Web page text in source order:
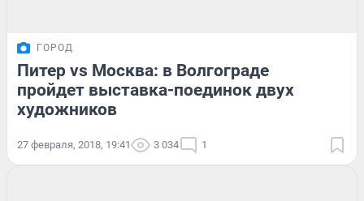
ГОРОД
Питер vs Москва: в Волгограде
пройдет выставка-поединок двух
художников
27 февраля, 2018, 19:41 3 034 1